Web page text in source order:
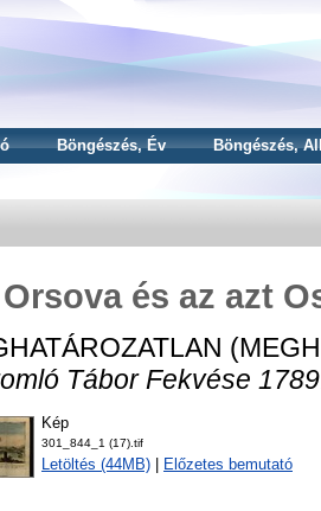
Böngészés, Év
Böngészés,
és az azt
Tábor Fekvése
Kép
301_844_1 (17).tif
Letöltés (44MB) Előzetes bemutató